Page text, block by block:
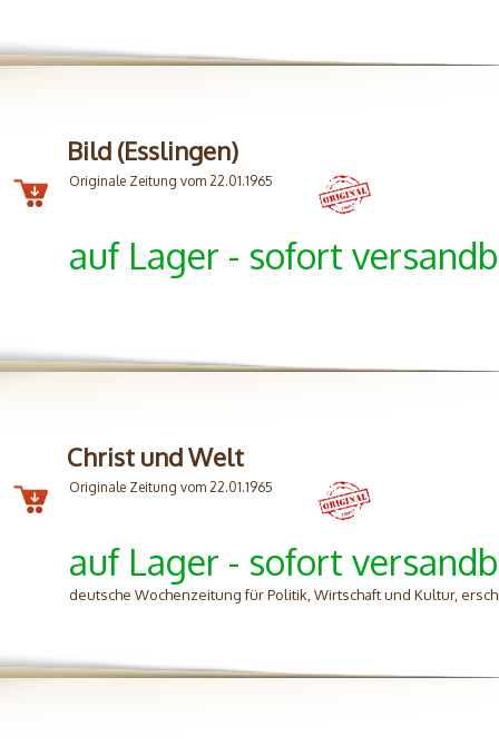
Bild (Esslingen)
Originale Zeitung vom 22.01.1965
auf Lager - sofort
Christ und Welt
Originale Zeitung vom 22.01.1965
auf Lager - sofort
deutsche Wochenzeitung für Politik, Wirtschaft und Kultur,